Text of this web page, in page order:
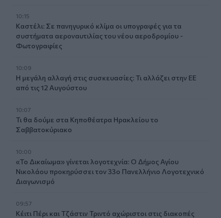
10:15
Καστέλι: Σε πανηγυρικό κλίμα οι υπογραφές για τα
συστήματα αεροναυτιλίας του νέου αεροδρομίου -
Φωτογραφίες
10:09
Η μεγάλη αλλαγή στις συσκευασίες: Τι αλλάζει στην ΕΕ
από τις 12 Αυγούστου
10:07
Τι θα δούμε στα Κηποθέατρα Ηρακλείου το
Σαββατοκύριακο
10:00
«Το Δικαίωμα» γίνεται λογοτεχνία: Ο Δήμος Αγίου
Νικολάου προκηρύσσει τον 33ο Πανελλήνιο Λογοτεχνικό
Διαγωνισμό
09:57
Κέιτι Πέρι και Τζάστιν Τριντό αχώριστοι στις διακοπές